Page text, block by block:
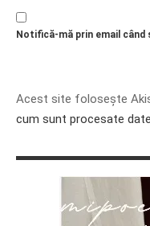
Notifică-mă prin email
Acest site folosește
cum sunt procesate